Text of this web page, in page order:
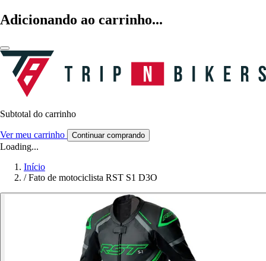
Adicionando ao carrinho...
Subtotal do carrinho
Ver meu carrinho Continuar comprando
Loading...
Início
/ Fato de motociclista RST S1 D3O